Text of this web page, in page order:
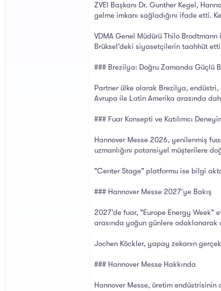
ZVEI Başkanı Dr. Gunther Kegel,
gelme imkanı sağladığını ifade etti.
VDMA Genel Müdürü Thilo
Brüksel’deki siyasetçilerin taahhüt
### Brezilya: Doğru Zamanda Güçlü
Partner ülke olarak Brezilya,
Avrupa ile Latin Amerika arasında
### Fuar Konsepti ve Katılımcı
Hannover Messe 2026, yenilenmiş
uzmanlığını potansiyel müşterilere
"Center Stage" platformu ise bilgi
### Hannover Messe 2027’ye Bakış
2027’de fuar, "Europe Energy Week"
arasında yoğun günlere
Jochen Köckler, yapay zekanın
### Hannover Messe Hakkında
Hannover Messe, üretim